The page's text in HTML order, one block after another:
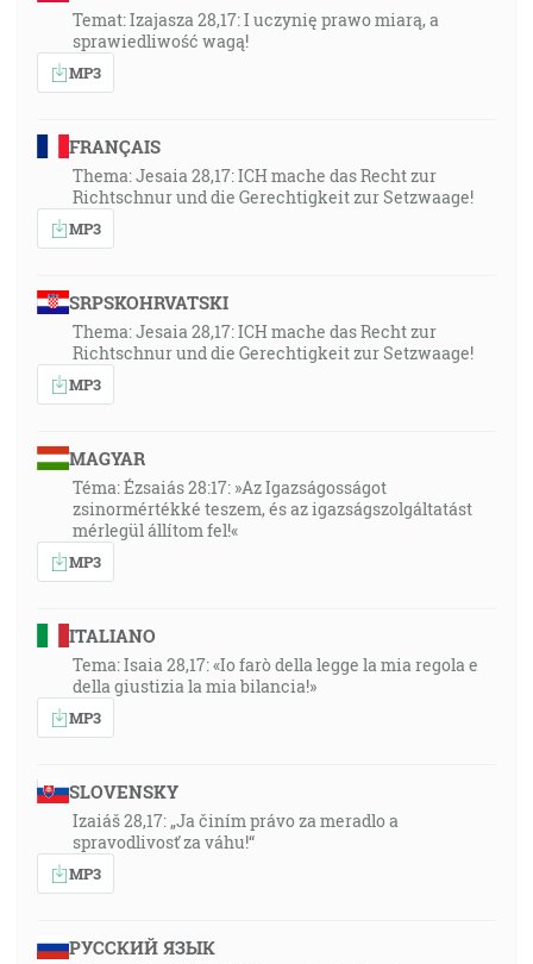
Temat: Izajasza 28,17: I uczynię prawo miarą, a
sprawiedliwość wagą!
MP3
FRANÇAIS
Thema: Jesaia 28,17: ICH mache das Recht zur
Richtschnur und die Gerechtigkeit zur Setzwaage!
MP3
SRPSKOHRVATSKI
Thema: Jesaia 28,17: ICH mache das Recht zur
Richtschnur und die Gerechtigkeit zur Setzwaage!
MP3
MAGYAR
Téma: Ézsaiás 28:17: »Az Igazságosságot
zsinormértékké teszem, és az igazságszolgáltatást
mérlegül állítom fel!«
MP3
ITALIANO
Tema: Isaia 28,17: «Io farò della legge la mia regola e
della giustizia la mia bilancia!»
MP3
SLOVENSKY
Izaiáš 28,17: „Ja činím právo za meradlo a
spravodlivosť za váhu!“
MP3
РУССКИЙ ЯЗЫК